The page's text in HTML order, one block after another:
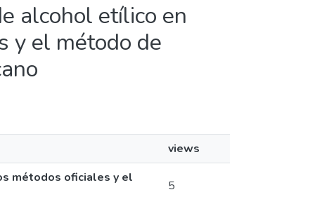
alcohol etílico en
y el método de
views
métodos oficiales y el
5